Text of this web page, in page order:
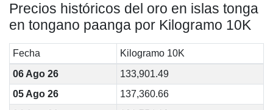
Precios históricos del oro en islas tonga
en tongano paanga por Kilogramo 10K
Fecha
Kilogramo 10K
06 Ago 26
133,901.49
05 Ago 26
137,360.66